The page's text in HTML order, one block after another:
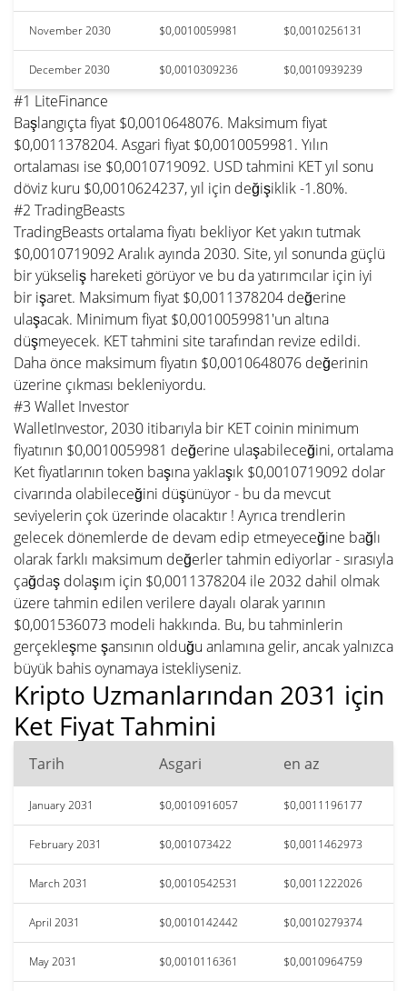
November 2030 $0,0010059981 $0,0010256131
December 2030 $0,0010309236 $0,0010939239
#1 LiteFinance
Başlangıçta fiyat $0,0010648076. Maksimum fiyat
$0,0011378204. Asgari fiyat $0,0010059981. Yılın
ortalaması ise $0,0010719092. USD tahmini KET yıl sonu
döviz kuru $0,0010624237, yıl için değişiklik -1.80%.
#2 TradingBeasts
TradingBeasts ortalama fiyatı bekliyor Ket yakın tutmak
$0,0010719092 Aralık ayında 2030. Site, yıl sonunda güçlü
bir yükseliş hareketi görüyor ve bu da yatırımcılar için iyi
bir işaret. Maksimum fiyat $0,0011378204 değerine
ulaşacak. Minimum fiyat $0,0010059981'un altına
düşmeyecek. KET tahmini site tarafından revize edildi.
Daha önce maksimum fiyatın $0,0010648076 değerinin
üzerine çıkması bekleniyordu.
#3 Wallet Investor
WalletInvestor, 2030 itibarıyla bir KET coinin minimum
fiyatının $0,0010059981 değerine ulaşabileceğini, ortalama
Ket fiyatlarının token başına yaklaşık $0,0010719092 dolar
civarında olabileceğini düşünüyor - bu da mevcut
seviyelerin çok üzerinde olacaktır ! Ayrıca trendlerin
gelecek dönemlerde de devam edip etmeyeceğine bağlı
olarak farklı maksimum değerler tahmin ediyorlar - sırasıyla
çağdaş dolaşım için $0,0011378204 ile 2032 dahil olmak
üzere tahmin edilen verilere dayalı olarak yarının
$0,001536073 modeli hakkında. Bu, bu tahminlerin
gerçekleşme şansının olduğu anlamına gelir, ancak yalnızca
büyük bahis oynamaya istekliyseniz.
Kripto Uzmanlarından 2031 için
Ket Fiyat Tahmini
Tarih Asgari en az
January 2031 $0,0010916057 $0,0011196177
February 2031 $0,001073422 $0,0011462973
March 2031 $0,0010542531 $0,0011222026
April 2031 $0,0010142442 $0,0010279374
May 2031 $0,0010116361 $0,0010964759